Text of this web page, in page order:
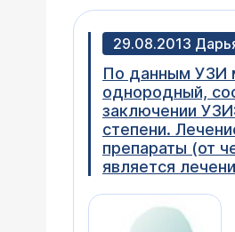
29.08.2013
По данным УЗИ
однородный,
заключении
степени.
препараты (от
является